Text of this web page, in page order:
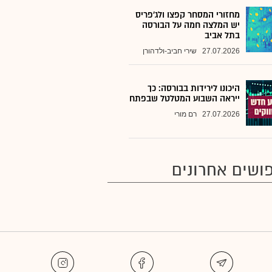
מחזורי המסחר קפצו ולג'פריס
יש המלצה חמה על הבורסה
בתל אביב
27.07.2026 שירי חביב-ולדהורן
היכונו לירידות בבורסה: כך
ייראה השבוע המטלטל שבפתח
27.07.2026 רם מורי
אחרונים